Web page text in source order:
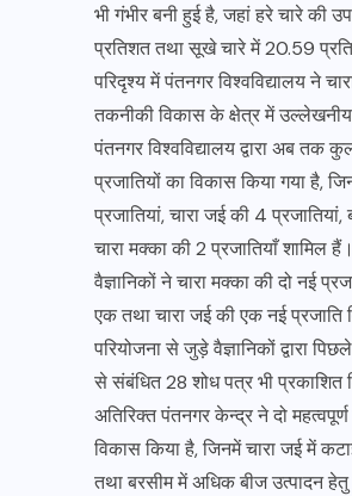
भी गंभीर बनी हुई है, जहां हरे चारे की
प्रतिशत तथा सूखे चारे में 20.59
परिदृश्य में पंतनगर विश्वविद्यालय ने
तकनीकी विकास के क्षेत्र में उल्लेखनीय
पंतनगर विश्वविद्यालय द्वारा अब तक
प्रजातियों का विकास किया गया है,
प्रजातियां, चारा जई की 4
चारा मक्का की 2 प्रजातियाँ शामिल
वैज्ञानिकों ने चारा मक्का की दो नई
एक तथा चारा जई की एक नई प्रजाति
परियोजना से जुड़े वैज्ञानिकों द्वारा
से संबंधित 28 शोध पत्र भी
अतिरिक्त पंतनगर केन्द्र ने दो
विकास किया है, जिनमें चारा जई में
तथा बरसीम में अधिक बीज उत्पादन